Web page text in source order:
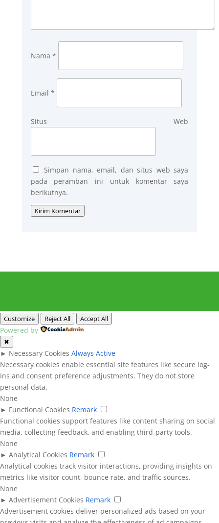
Nama *
Email *
Situs Web
Simpan nama, email, dan situs web saya
pada peramban ini untuk komentar saya
berikutnya.
Kirim Komentar
Customize Reject All Accept All
Powered by
✖
► Necessary Cookies Always Active
Necessary cookies enable essential site features like secure log-
ins and consent preference adjustments. They do not store
personal data.
None
► Functional Cookies Remark
Functional cookies support features like content sharing on social
media, collecting feedback, and enabling third-party tools.
None
► Analytical Cookies Remark
Analytical cookies track visitor interactions, providing insights on
metrics like visitor count, bounce rate, and traffic sources.
None
► Advertisement Cookies Remark
Advertisement cookies deliver personalized ads based on your